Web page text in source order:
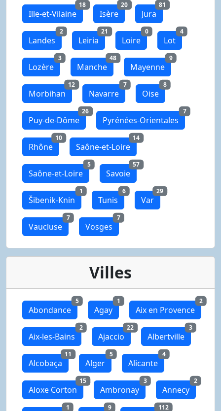
Ille-et-Vilaine
18
Isère
20
Jura
81
Landes
2
Leiria
21
Loire
0
Lot
4
Lozère
3
Manche
48
Mayenne
9
Morbihan
12
Navarre
7
Oise
8
Puy-de-Dôme
26
Pyrénées-Orientales
7
Rhône
10
Saône-et-Loire
14
Saône-et-Loire
5
Savoie
57
Šibenik-Knin
1
Tunis
6
Var
29
Vaucluse
7
Vosges
7
Villes
Abondance
5
Agay
1
Aix en Provence
2
Aix-les-Bains
2
Ajaccio
22
Albertville
3
Alcobaça
11
Alger
5
Alicante
4
Aloxe Corton
15
Ambronay
3
Annecy
2
1 9 112